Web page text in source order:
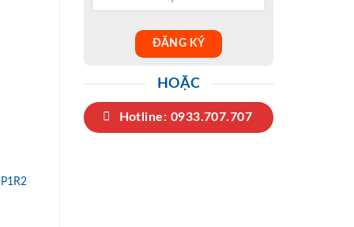
HOẶC
Hotline: 0933.707.707